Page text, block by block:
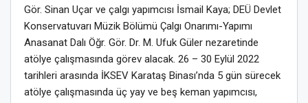
Gör. Sinan Uçar ve çalgı yapımcısı İsmail Kaya; DEÜ Devlet
Konservatuvarı Müzik Bölümü Çalgı Onarımı-Yapımı
Anasanat Dalı Öğr. Gör. Dr. M. Ufuk Güler nezaretinde
atölye çalışmasında görev alacak. 26 – 30 Eylül 2022
tarihleri arasında İKSEV Karataş Binası’nda 5 gün sürecek
atölye çalışmasında üç yay ve beş keman yapımcısı,